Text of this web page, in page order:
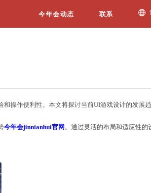
为了美观，还需要提供良好的用
式设计将成为游戏UI设计中的重要